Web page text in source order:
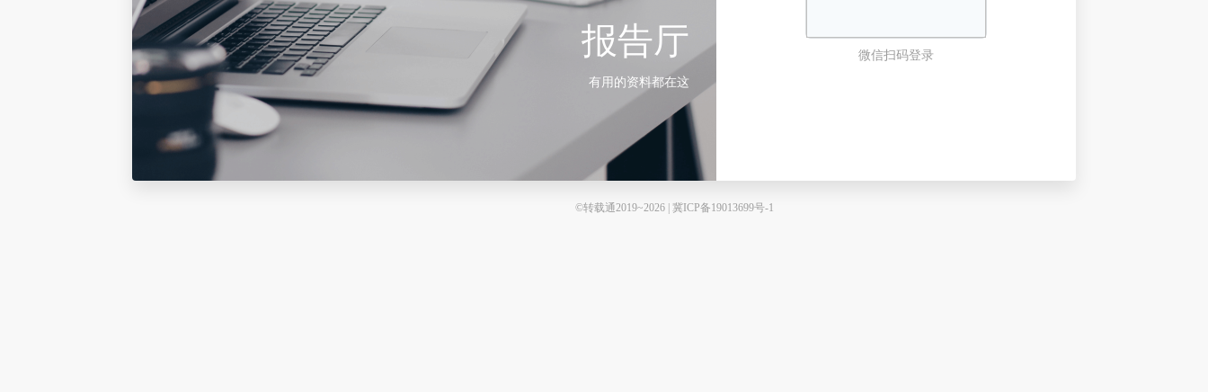
报告厅
有用的资料都在这
微信扫码登录
©转载通2019~2026 | 冀ICP备19013699号-1